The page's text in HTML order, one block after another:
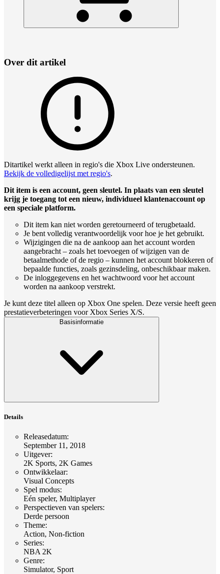
Over dit artikel
Ditartikel werkt alleen in regio's die Xbox Live ondersteunen.
Bekijk de volledigelijst met regio's.
Dit item is een account, geen sleutel. In plaats van een sleutel
krijg je toegang tot een nieuw, individueel klantenaccount op
een speciale platform.
Dit item kan niet worden geretourneerd of terugbetaald.
Je bent volledig verantwoordelijk voor hoe je het gebruikt.
Wijzigingen die na de aankoop aan het account worden
aangebracht – zoals het toevoegen of wijzigen van de
betaalmethode of de regio – kunnen het account blokkeren of
bepaalde functies, zoals gezinsdeling, onbeschikbaar maken.
De inloggegevens en het wachtwoord voor het account
worden na aankoop verstrekt.
Je kunt deze titel alleen op Xbox One spelen. Deze versie heeft geen
prestatieverbeteringen voor Xbox Series X/S.
Basisinformatie
Details
Releasedatum:
September 11, 2018
Uitgever:
2K Sports, 2K Games
Ontwikkelaar:
Visual Concepts
Spel modus:
Eén speler, Multiplayer
Perspectieven van spelers:
Derde persoon
Theme:
Action, Non-fiction
Series:
NBA 2K
Genre:
Simulator, Sport